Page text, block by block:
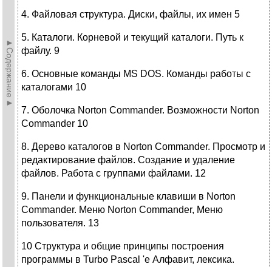
►Содержание►
4. Файловая структура. Диски, файлы, их имен 5
5. Каталоги. Корневой и текущий каталоги. Путь к
файлу. 9
6. Основные команды MS DOS. Команды работы с
каталогами 10
7. Оболочка Norton Commander. Возможности Norton
Commander 10
8. Дерево каталогов в Norton Commander. Просмотр и
редактирование файлов. Создание и удаление
файлов. Работа с группами файлами. 12
9. Панели и функциональные клавиши в Norton
Commander. Меню Norton Commander, Meню
пользователя. 13
10 Структура и общие принципы построения
программы в Turbo Pascal 'e Алфавит, лексика.